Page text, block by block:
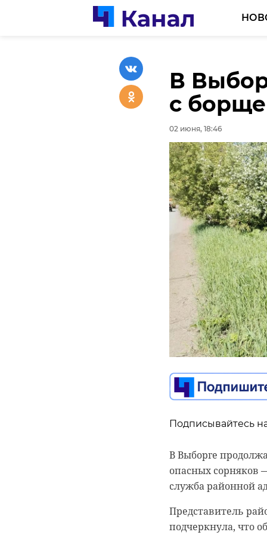
В
с
02 июня, 18:46
Подписывайтесь
В Выборге
опасных сорняков
служба районной
Представитель
подчеркнула, что
пожар
округе
02 июня, 18:10
Во вторник, 2
Верево произошел
пресс-служба ГУ
СК
после
02 июня, 17:48
Следственный
Тихвинском
в том числе двое